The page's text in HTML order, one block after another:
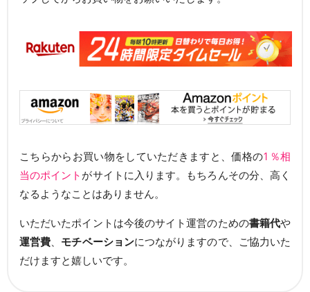
こちらからお買い物をしていただきますと、価格の1％相
当のポイント がサイトに入ります。もちろんその分、高く
なるようなことはありません。
いただいたポイントは今後のサイト運営のための書籍代や
運営費、 モチベーションにつながりますので、ご協力いた
だけますと嬉しいです。